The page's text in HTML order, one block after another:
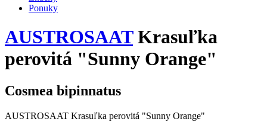
Ponuky
AUSTROSAATKrasuľka
perovitá "Sunny Orange"
Cosmea bipinnatus
AUSTROSAAT Krasuľka perovitá "Sunny Orange"